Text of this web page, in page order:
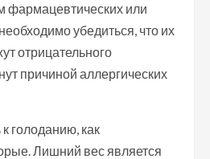
фармацевтических или
убедиться, что их
отрицательного
причиной аллергических
голоданию, как
Лишний вес является